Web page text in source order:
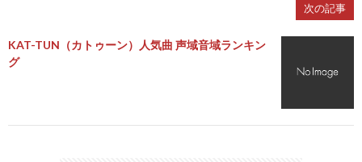
次の記事
KAT-TUN（カトゥーン）人気曲 声域音域ランキン
グ